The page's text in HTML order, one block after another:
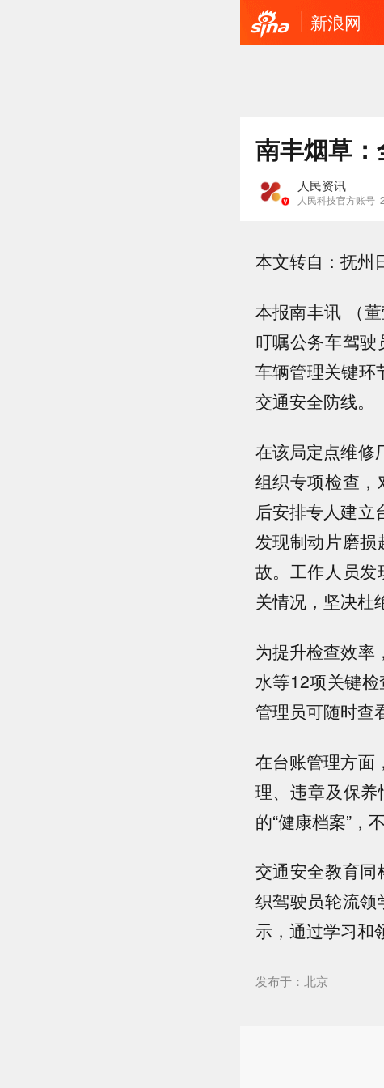
新浪网
南丰烟草
人民资讯
人民科技官方账号
本文转自：抚州
本报南丰讯 （
叮嘱公务车驾
车辆管理关键环
交通安全防线。
在该局定点维修
组织专项检查
后安排专人建立
发现制动片磨
故。工作人员
关情况，坚决杜
为提升检查效率
水等12项关键
管理员可随时查
在台账管理方面
理、违章及保
的“健康档案”，
交通安全教育
织驾驶员轮流
示，通过学习和
发布于：北京